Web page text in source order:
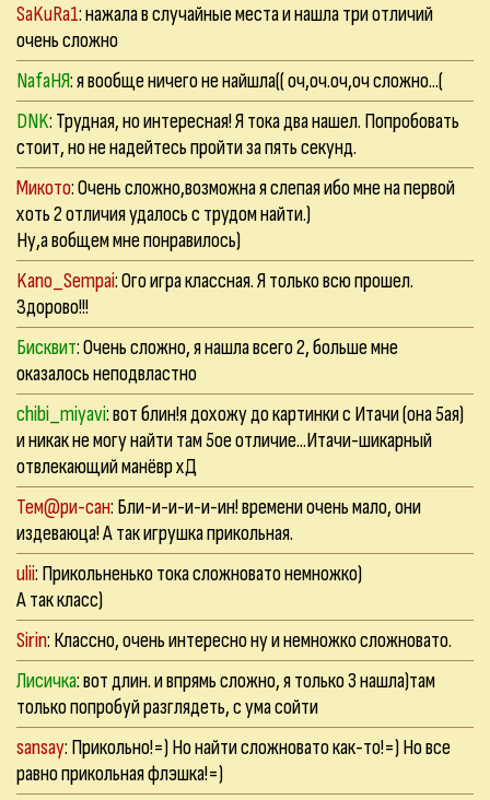
SaKuRa1: нажала в случайные места и нашла три отличий
очень сложно
NafaНЯ: я вообще ничего не найшла(( оч,оч.оч,оч сложно...(
DNK: Трудная, но интересная! Я тока два нашел. Попробовать
стоит, но не надейтесь пройти за пять секунд.
Микото: Очень сложно,возможна я слепая ибо мне на первой
хоть 2 отличия удалось с трудом найти.)
Ну,а вобщем мне понравилось)
Kano_Sempai: Ого игра классная. Я только всю прошел.
Здорово!!!
Бисквит: Очень сложно, я нашла всего 2, больше мне
оказалось неподвластно
chibi_miyavi: вот блин!я дохожу до картинки с Итачи (она 5ая)
и никак не могу найти там 5ое отличие...Итачи-шикарный
отвлекающий манёвр хД
Тем@ри-сан: Бли-и-и-и-и-ин! времени очень мало, они
издеваюца! А так игрушка прикольная.
ulii: Прикольненько тока сложновато немножко)
А так класс)
Sirin: Классно, очень интересно ну и немножко сложновато.
Лисичка: вот длин. и впрямь сложно, я только 3 нашла)там
только попробуй разглядеть, с ума сойти
sansay: Прикольно!=) Но найти сложновато как-то!=) Но все
равно прикольная флэшка!=)